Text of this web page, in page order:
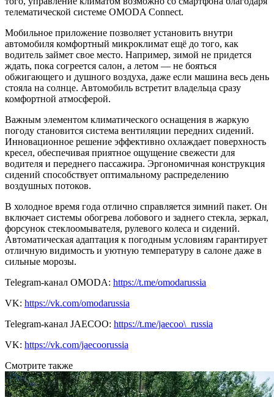
телематической системе OMODA Connect.
Мобильное приложение позволяет установить внутри
автомобиля комфортный микроклимат ещё до того, как
водитель займет свое место. Например, зимой не придется
ждать, пока согреется салон, а летом — не бояться
обжигающего и душного воздуха, даже если машина весь день
стояла на солнце. Автомобиль встретит владельца сразу
комфортной атмосферой.
Важным элементом климатического оснащения в жаркую
погоду становится система вентиляции передних сидений.
Инновационное решение эффективно охлаждает поверхность
кресел, обеспечивая приятное ощущение свежести для
водителя и переднего пассажира. Эргономичная конструкция
сидений способствует оптимальному распределению
воздушных потоков.
В холодное время года отлично справляется зимний пакет. Он
включает системы обогрева лобового и заднего стекла, зеркал,
форсунок стеклоомывателя, рулевого колеса и сидений.
Автоматическая адаптация к погодным условиям гарантирует
отличную видимость и уютную температуру в салоне даже в
сильные морозы.
Telegram-канал OMODA: https://t.me/omodarussia
VK: https://vk.com/omodarussia
Telegram-канал JAECOO: https://t.me/jaecoo\_russia
VK: https://vk.com/jaecoorussia
Смотрите также